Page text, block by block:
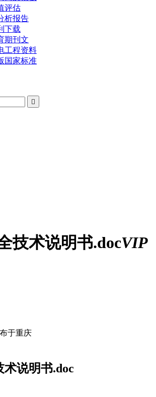
评估
析报告
下载
期刊文
工程资料
国家标准

技术说明书.docVIP
于重庆
说明书.doc